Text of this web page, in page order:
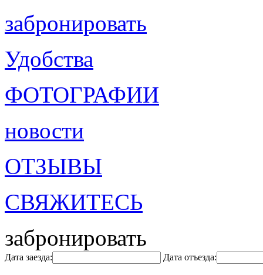
забронировать
Удобства
ФОТОГРАФИИ
новости
ОТЗЫВЫ
СВЯЖИТЕСЬ
забронировать
Дата заезда: Дата отъезда: